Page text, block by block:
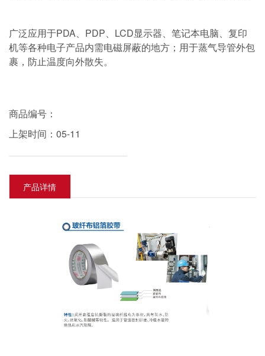
广泛应用于PDA、PDP、LCD显示器、笔记本电脑、复印
机等各种电子产品内需电磁屏蔽的地方；用于蒸气导管外包
裹，防止温度向外散失。
商品编号：
上架时间：05-11
产品详情